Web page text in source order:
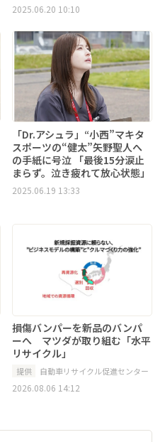
2025.06.20 10:10
「Dr.アシュラ」“小西”マキタ
スポーツの“健太”矢野聖人へ
の手紙に号泣 「最後15分涙止
まらず。泣き疲れて放心状態」
2025.06.19 13:33
損傷バンパーを新品のバンパ
ーへ マツダが取り組む「水平
リサイクル」
提供 自動車リサイクル促進センター
2026.08.06 14:12